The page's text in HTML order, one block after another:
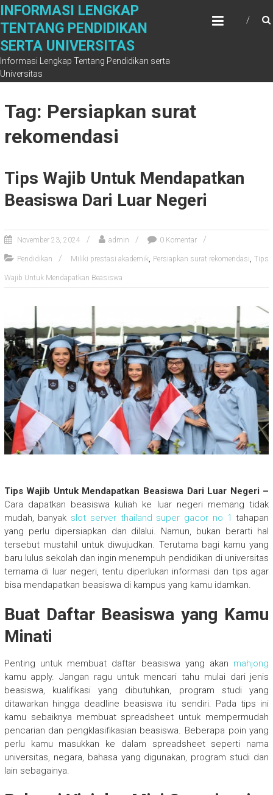
Skip
content
INFORMASI LENGKAP
TENTANG PENDIDIKAN
SERTA UNIVERSITAS
Informasi Lengkap Tentang Pendidikan serta
Universitas
Tag: Persiapkan surat
rekomendasi
Tips Wajib Untuk Mendapatkan
Beasiswa Dari Luar Negeri
November 23, 2024 admin 0 Komentar
Pendidikan Miliki prestasi akademik, Persiapkan surat rekomendasi, Tips
Wajib Untuk Mendapatkan Beasiswa
Tips Wajib Untuk Mendapatkan Beasiswa Dari Luar Negeri –
Cara dapatkan beasiswa kuliah ke luar negeri memang tidak
mudah, banyak slot server thailand super gacor no 1 tahapan
yang perlu dipersiapkan dan dilalui. Namun, bukan berarti hal
tersebut mustahil untuk diwujudkan. Terutama bagi kamu yang
baru lulus sekolah dan ingin menempuh pendidikan di universitas
ternama di luar negeri, tentu diperlukan informasi dan tips agar
bisa mendapatkan beasiswa di kampus yang kamu idamkan.
Buat Daftar Beasiswa yang Kamu
Minati
Penting untuk membuat daftar beasiswa yang akan mahjong
kamu apply. Jangan ragu untuk mencari tahu mulai dari jenis
beasiswa, kualifikasi yang dibutuhkan, program studi yang
ditawarkan hingga deadline beasiswa itu sendiri. Pada tips ini
kamu sebaiknya membuat spreadsheet untuk mempermudah
pencarian dan pengklasifikasian beasiswa. Beberapa poin yang
perlu kamu masukkan ke dalam spreadsheet seperti nama
universitas, negara, bahasa yang digunakan, program studi dan
lain sebagainya.